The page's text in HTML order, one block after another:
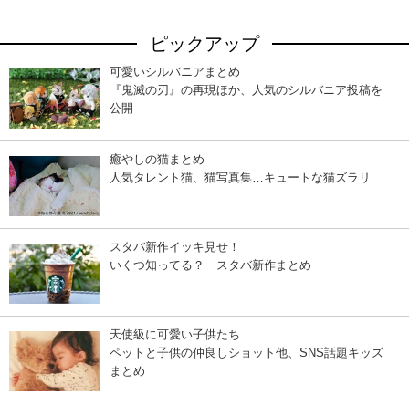
ピックアップ
可愛いシルバニアまとめ
『鬼滅の刃』の再現ほか、人気のシルバニア投稿を
公開
癒やしの猫まとめ
人気タレント猫、猫写真集…キュートな猫ズラリ
スタバ新作イッキ見せ！
いくつ知ってる？ スタバ新作まとめ
天使級に可愛い子供たち
ペットと子供の仲良しショット他、SNS話題キッズ
まとめ